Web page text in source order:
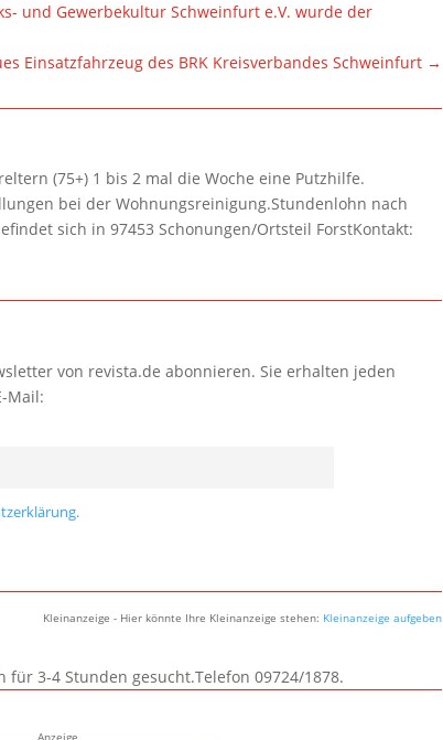
und Gewerbekultur Schweinfurt e.V. wurde der
Einsatzfahrzeug des BRK Kreisverbandes Schweinfurt →
(75+) 1 bis 2 mal die Woche eine Putzhilfe.
bei der Wohnungsreinigung.Stundenlohn nach
sich in 97453 Schonungen/Ortsteil ForstKontakt:
von revista.de abonnieren. Sie erhalten jeden
Mail:
Kleinanzeige - Hier könnte Ihre Kleinanzeige stehen: Kleinanzeige aufgeben
3-4 Stunden gesucht.Telefon 09724/1878.
Anzeige